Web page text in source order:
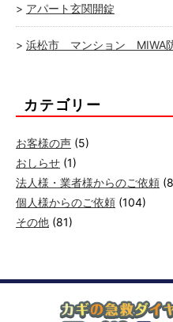
アパート玄関開錠
浜松市 マンション MIWA
カテゴリー
お客様の声 (5)
おしらせ (1)
法人様・業者様からのご依頼
個人様からのご依頼 (104)
その他 (81)